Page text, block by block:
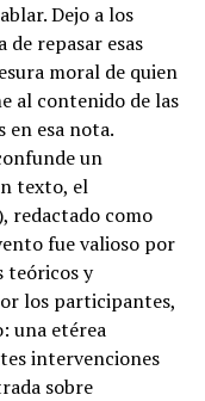
Dejo a los
repasar esas
moral de quien
al contenido de las
en esa nota.
un
texto, el
redactado como
fue valioso por
teóricos y
los participantes,
una etérea
intervenciones
sobre